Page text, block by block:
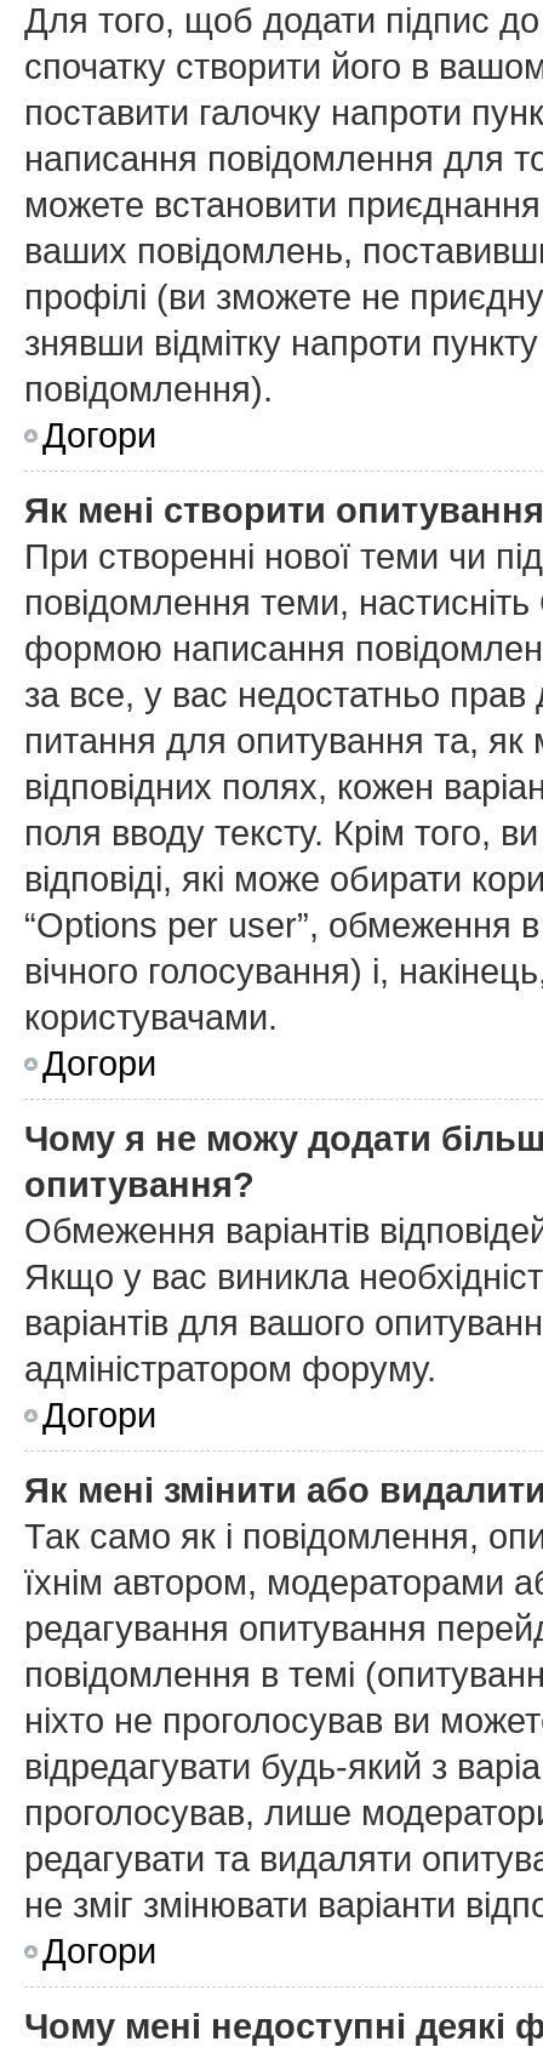
Для того, щоб додати підпис
спочатку створити його в
поставити галочку напроти
написання повідомлення для
можете встановити
ваших повідомлень,
профілі (ви зможете не
знявши відмітку напроти
повідомлення).
Догори
Як мені створити
При створенні нової теми чи
повідомлення теми, настисніть
формою написання
за все, у вас недостатньо
питання для опитування та, як
відповідних полях, кожен
поля вводу тексту. Крім того, ви
відповіді, які може обирати
“Options per user”, обмеження
вічного голосування) і,
користувачами.
Догори
Чому я не можу додати
опитування?
Обмеження варіантів
Якщо у вас виникла
варіантів для вашого
адміністратором форуму.
Догори
Як мені змінити або
Так само як і повідомлення,
їхнім автором, модераторами
редагування опитування
повідомлення в темі
ніхто не проголосував ви
відредагувати будь-який з
проголосував, лише
редагувати та видаляти
не зміг змінювати варіанти
Догори
Чому мені недоступні деякі